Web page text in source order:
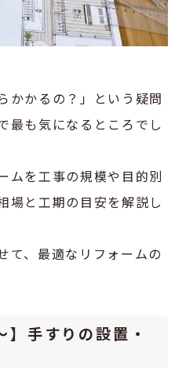
かかるの？」という疑問
最も気になるところでし
ムを工事の規模や目的別
場と工期の目安を解説し
て、最適なリフォームの
手すりの設置・